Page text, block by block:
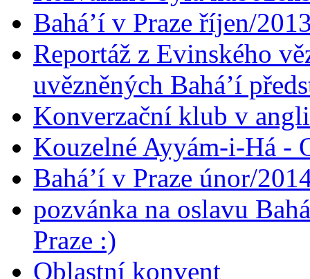
Bahá’í v Praze říjen/
Reportáž z Evinského
uvězněných Bahá’í
Konverzační klub v
Kouzelné Ayyám-i-Há -
Bahá’í v Praze únor/
pozvánka na oslavu
Praze :)
Oblastní konvent